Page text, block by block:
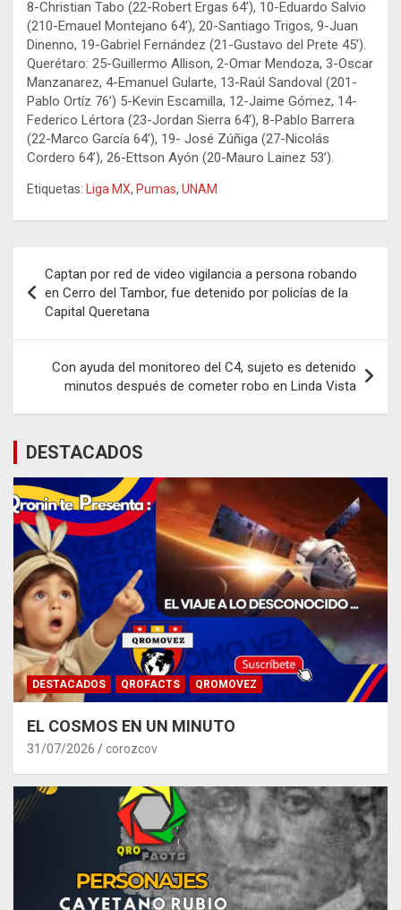
8-Christian Tabo (22-Robert Ergas 64’), 10-Eduardo Salvio
(210-Emauel Montejano 64’), 20-Santiago Trigos, 9-Juan
Dinenno, 19-Gabriel Fernández (21-Gustavo del Prete 45’).
Querétaro: 25-Guillermo Allison, 2-Omar Mendoza, 3-Oscar
Manzanarez, 4-Emanuel Gularte, 13-Raúl Sandoval (201-
Pablo Ortíz 76’) 5-Kevin Escamilla, 12-Jaime Gómez, 14-
Federico Lértora (23-Jordan Sierra 64’), 8-Pablo Barrera
(22-Marco García 64’), 19- José Zúñiga (27-Nicolás
Cordero 64’), 26-Ettson Ayón (20-Mauro Lainez 53’).
Etiquetas: Liga MX, Pumas, UNAM
de
entradas
Captan por red de video vigilancia a persona robando
en Cerro del Tambor, fue detenido por policías de la
Capital Queretana
Con ayuda del monitoreo del C4, sujeto es detenido
minutos después de cometer robo en Linda Vista
DESTACADOS
DESTACADOS QROFACTS QROMOVEZ
EL COSMOS EN UN MINUTO
31/07/2026 corozcov